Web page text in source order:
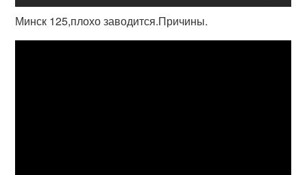
Минск 125,плохо заводится.Причины.